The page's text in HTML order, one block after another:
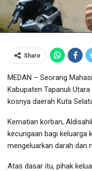
Share
MEDAN – Seorang
Kabupaten Tapanuli
kosnya daerah Kuta
Kematian korban,
kecurigaan bagi keluarga
mengeluarkan darah dan
Atas dasar itu, pihak